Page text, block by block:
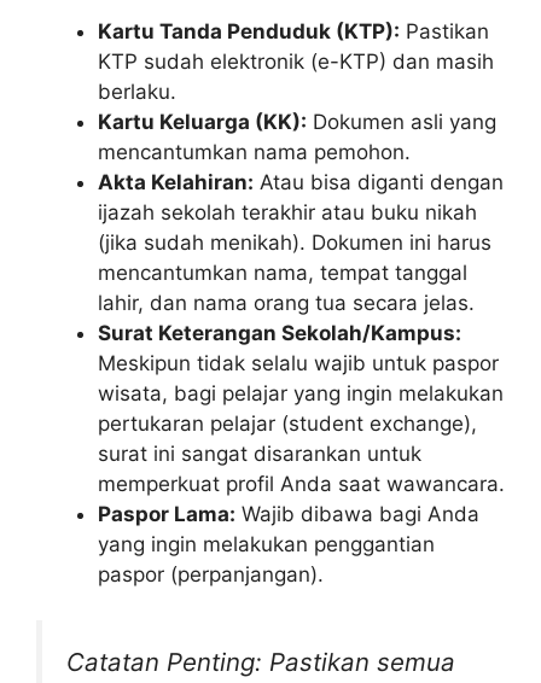
Kartu Tanda Penduduk (KTP): Pastikan
KTP sudah elektronik (e-KTP) dan masih
berlaku.
Kartu Keluarga (KK): Dokumen asli yang
mencantumkan nama pemohon.
Akta Kelahiran: Atau bisa diganti dengan
ijazah sekolah terakhir atau buku nikah
(jika sudah menikah). Dokumen ini harus
mencantumkan nama, tempat tanggal
lahir, dan nama orang tua secara jelas.
Surat Keterangan Sekolah/Kampus:
Meskipun tidak selalu wajib untuk paspor
wisata, bagi pelajar yang ingin melakukan
pertukaran pelajar (student exchange),
surat ini sangat disarankan untuk
memperkuat profil Anda saat wawancara.
Paspor Lama: Wajib dibawa bagi Anda
yang ingin melakukan penggantian
paspor (perpanjangan).
Catatan Penting: Pastikan semua